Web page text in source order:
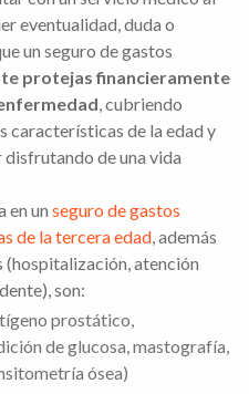
eventualidad, duda o
un seguro de gastos
te protejas financieramente
, cubriendo
características de la edad y
de una vida
en un seguro de gastos
de la tercera edad, además
(hospitalización, atención
son:
prostático,
de glucosa, mastografía,
ósea)